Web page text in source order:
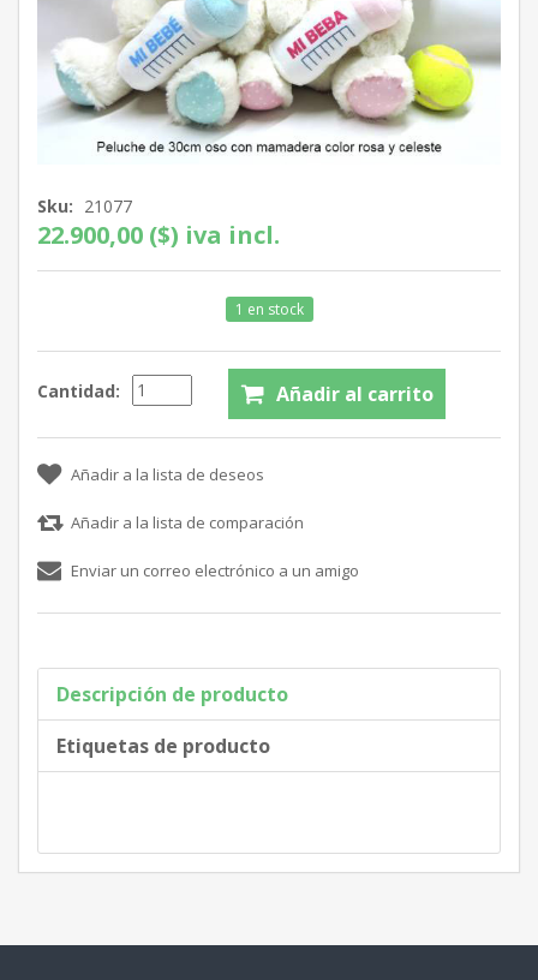
Sku: 21077
22.900,00 ($) iva incl.
1 en stock
Cantidad:
Descripción de producto
Etiquetas de producto